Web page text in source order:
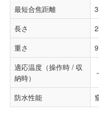
最短合焦距離
長さ
重さ
適応温度（操作時 / 収
納時）
防水性能